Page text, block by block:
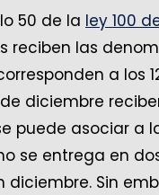
50 de la ley 100
reciben las
a los
diciembre
puede asociar a
se entrega en
diciembre. Sin